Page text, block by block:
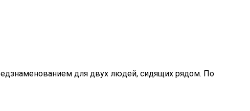
для двух людей, сидящих рядом. По